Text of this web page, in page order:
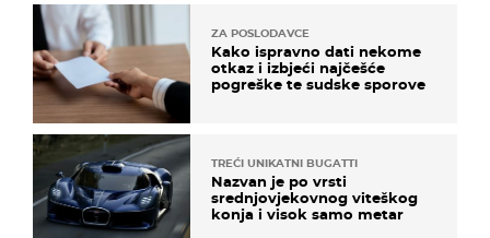
ZA POSLODAVCE
Kako ispravno dati nekome
otkaz i izbjeći najčešće
pogreške te sudske sporove
TREĆI UNIKATNI BUGATTI
Nazvan je po vrsti
srednjovjekovnog viteškog
konja i visok samo metar